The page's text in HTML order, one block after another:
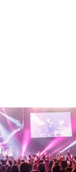
頑張ろうと思った」
る」とし、「『STREET
ER』では競争もするが
さもあるだろう」と伝
できて嬉しい。韓国の
T DANCE GIRLS
ることができると思う